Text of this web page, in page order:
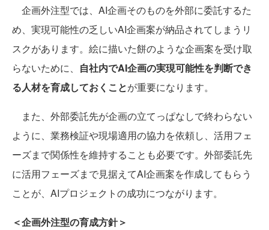
企画外注型では、AI企画そのものを外部に委託するた
め、実現可能性の乏しいAI企画案が納品されてしまうリ
スクがあります。絵に描いた餅のような企画案を受け取
らないために、 自社内でAI企画の実現可能性を判断でき
る人材を育成しておくことが重要になります。
また、外部委託先が企画の立てっぱなしで終わらない
ように、業務検証や現場適用の協力を依頼し、活用フェ
ーズまで関係性を維持することも必要です。外部委託先
に活用フェーズまで見据えてAI企画案を作成してもらう
ことが、AIプロジェクトの成功につながります。
＜企画外注型の育成方針＞